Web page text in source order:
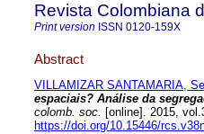
Revista Colombiana
Print version ISSN 0120-159X
Abstract
VILLAMIZAR SANTAMARIA,
espaciais? Análise da
colomb. soc. [online]. 2015,
https://doi.org/10.15446/